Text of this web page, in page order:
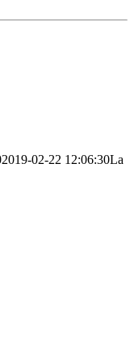
2019-02-22 12:06:30La